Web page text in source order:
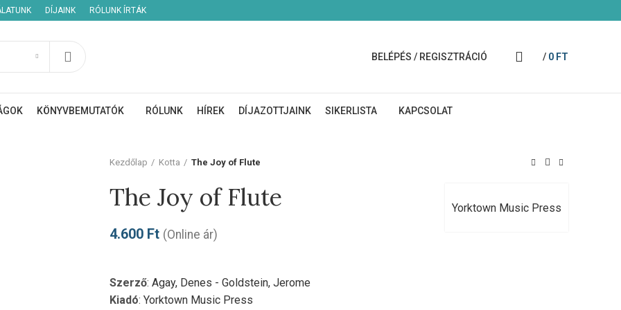
DÍJAINK RÓLUNK ÍRTÁK
BELÉPÉS / REGISZTRÁCIÓ / 0 FT
KÖNYVBEMUTATÓK RÓLUNK HÍREK DÍJAZOTTJAINK SIKERLISTA KAPCSOLAT
Kezdőlap
Kotta The Joy of Flute
Yorktown Music Press
The Joy of Flute
4.600 Ft (Online ár)
Szerző: Agay, Denes - Goldstein, Jerome
Kiadó: Yorktown Music Press